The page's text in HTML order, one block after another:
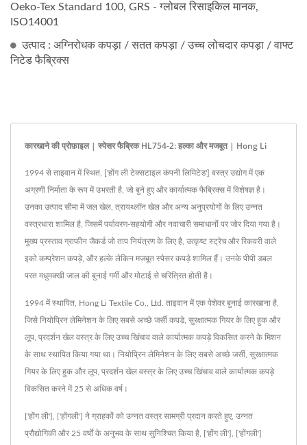
Oeko-Tex Standard 100, GRS - ग्लोबल रिसाइकिल मानक,
ISO14001
उत्पाद : अग्निरोधक कपड़ा / सतत कपड़ा / उच्च लोचदार कपड़ा / वाफ्ट
निटेड फैब्रिक्स
कारखाने की प्रोफ़ाइल | स्पेसर फैब्रिक HL754-2: हल्का और मजबूत | Hong Li
1994 से ताइवान में स्थित, ['होंग ली टेक्सटाइल कंपनी लिमिटेड'] वस्त्र उद्योग में एक
अग्रणी निर्माता के रूप में उभरती है, जो बुने हुए और कार्यात्मक फैब्रिक्स में विशेषज्ञ है।
उनका उत्पाद सीमा में जल खेल, त्रायथ्लॉन खेल और अन्य अनुप्रयोगों के लिए उन्नत
वस्त्रधारा शामिल है, जिसमें पर्यावरण-सहयोगी और नवाचारी समाधानों पर जोर दिया गया है।
मुख्य प्रस्ताव ग्राफीन जैकर्ड जो ताप नियंत्रण के लिए है, उत्कृष्ट स्ट्रेच और रिकवरी वाले
इको कम्प्रेशन कपड़े, और हल्के लेकिन मजबूत स्पेसर कपड़े शामिल हैं। उनके पीपी डबल
परत मधुमक्खी जाल की बुनाई गर्मी और मोटाई से चरित्रित होती है।
1994 में स्थापित, Hong Li Textile Co., Ltd. ताइवान में एक पेशेवर बुनाई कारखाना है,
जिसे नियोप्रिन लेमिनेशन के लिए सबसे अच्छे जर्सी कपड़े, सुरक्षात्मक गियर के लिए हुक और
लूप, प्रदर्शन खेल वस्त्र के लिए उच्च खिंचाव वाले कार्यात्मक कपड़े विकसित करने के मिशन
के साथ स्थापित किया गया था। नियोप्रिन लेमिनेशन के लिए सबसे अच्छे जर्सी, सुरक्षात्मक
गियर के लिए हुक और लूप, प्रदर्शन खेल वस्त्र के लिए उच्च खिंचाव वाले कार्यात्मक कपड़े
विकसित करने में 25 से अधिक वर्ष।
['होंग ली'], ['होंगली'] ने ग्राहकों को उन्नत वस्त्र सामग्री प्रदान करते हुए, उन्नत
प्रौद्योगिकी और 25 वर्षों के अनुभव के साथ सुनिश्चित किया है, ['होंग ली'], ['होंगली']